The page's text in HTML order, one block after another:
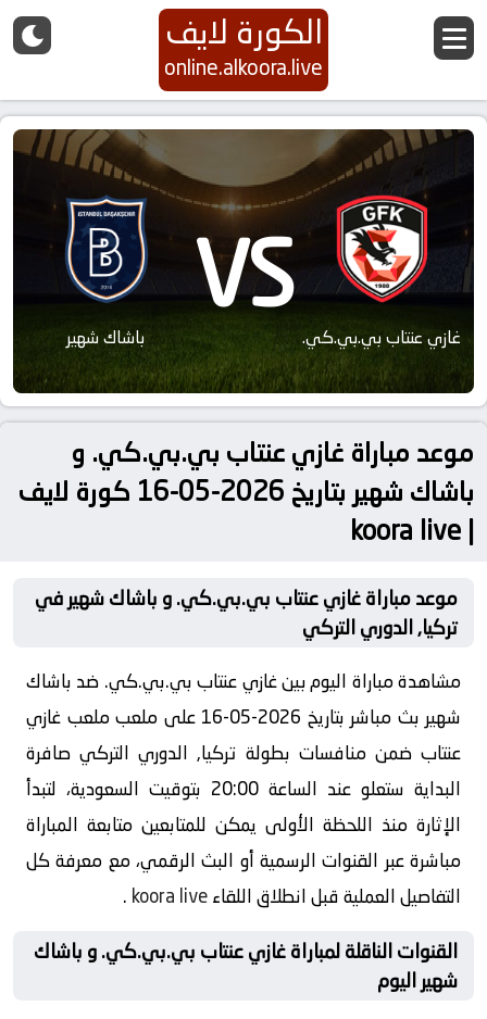
الكورة لايف
online.alkoora.live
غازي عنتاب بي.بي.كي. VS باشاك شهير
موعد مباراة غازي عنتاب بي.بي.كي. و
باشاك شهير بتاريخ 2026-05-16 كورة لايف
| koora live
موعد مباراة غازي عنتاب بي.بي.كي. و باشاك شهير في
تركيا, الدوري التركي
مشاهدة مباراة اليوم بين غازي عنتاب بي.بي.كي. ضد باشاك
شهير بث مباشر بتاريخ 2026-05-16 على ملعب ملعب غازي
عنتاب ضمن منافسات بطولة تركيا, الدوري التركي صافرة
البداية ستعلو عند الساعة 20:00 بتوقيت السعودية، لتبدأ
الإثارة منذ اللحظة الأولى يمكن للمتابعين متابعة المباراة
مباشرة عبر القنوات الرسمية أو البث الرقمي، مع معرفة كل
التفاصيل العملية قبل انطلاق اللقاءkoora live
.
القنوات الناقلة لمباراة غازي عنتاب بي.بي.كي. و باشاك
شهير اليوم